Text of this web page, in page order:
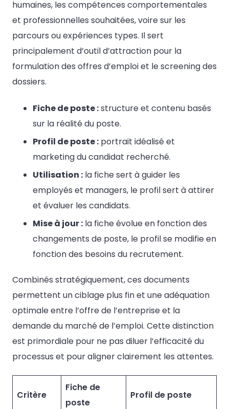
humaines, les compétences comportementales
et professionnelles souhaitées, voire sur les
parcours ou expériences types. Il sert
principalement d’outil d’attraction pour la
formulation des offres d’emploi et le screening des
dossiers.
Fiche de poste :structure et contenu basés
sur la réalité du poste.
Profil de poste : portrait idéalisé et
marketing du candidat recherché.
Utilisation : la fiche sert à guider les
employés et managers, le profil sert à attirer
et évaluer les candidats.
Mise à jour : la fiche évolue en fonction des
changements de poste, le profil se modifie en
fonction des besoins du recrutement.
Combinés stratégiquement, ces documents
permettent un ciblage plus fin et une adéquation
optimale entre l’offre de l’entreprise et la
demande du marché de l’emploi. Cette distinction
est primordiale pour ne pas diluer l’efficacité du
processus et pour aligner clairement les attentes.
Critère
Fiche de
poste
Profil de poste